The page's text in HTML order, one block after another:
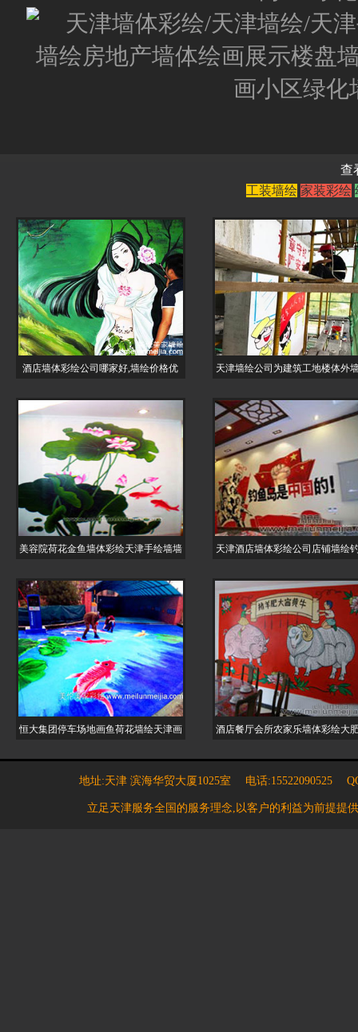
查
工装墙绘 家装彩绘
酒店墙体彩绘公司哪家好,墙绘价格优 天津墙绘公司为建筑工地楼体外
美容院荷花金鱼墙体彩绘天津手绘墙墙 天津酒店墙体彩绘公司店铺墙绘
恒大集团停车场地画鱼荷花墙绘天津画 酒店餐厅会所农家乐墙体彩绘大
地址:天津 滨海华贸大厦1025室 电话:15522090525
立足天津服务全国的服务理念,以客户的利益为前提提